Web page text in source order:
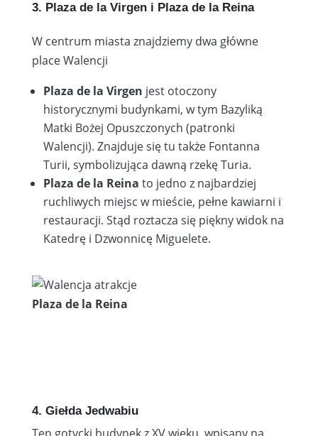
3. Plaza de la Virgen i Plaza de la Reina
W centrum miasta znajdziemy dwa główne
place Walencji
Plaza de la Virgen jest otoczony
historycznymi budynkami, w tym Bazyliką
Matki Bożej Opuszczonych (patronki
Walencji). Znajduje się tu także Fontanna
Turii, symbolizująca dawną rzekę Turia.
Plaza de la Reina to jedno z najbardziej
ruchliwych miejsc w mieście, pełne kawiarni i
restauracji. Stąd roztacza się piękny widok na
Katedrę i Dzwonnicę Miguelete.
Plaza de la Reina
4. Giełda Jedwabiu